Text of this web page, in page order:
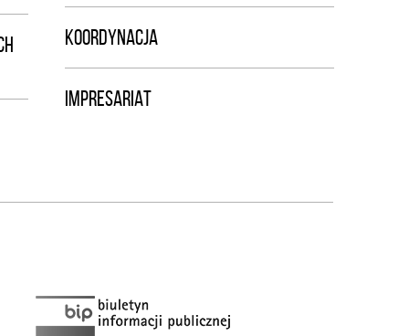
KOORDYNACJA
IMPRESARIAT